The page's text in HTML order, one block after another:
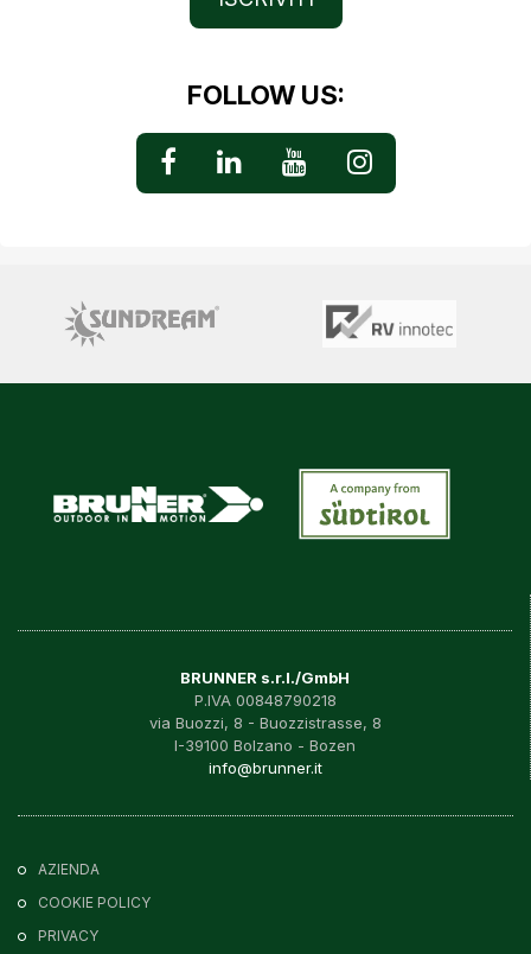
FOLLOW US:
BRUNNER s.r.l./GmbH
P.IVA 00848790218
via Buozzi, 8 - Buozzistrasse, 8
I-39100 Bolzano - Bozen
info@brunner.it
AZIENDA
COOKIE POLICY
PRIVACY